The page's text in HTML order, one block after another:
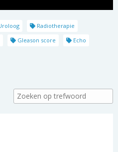
Radiotherapie
Gleason score
Echo